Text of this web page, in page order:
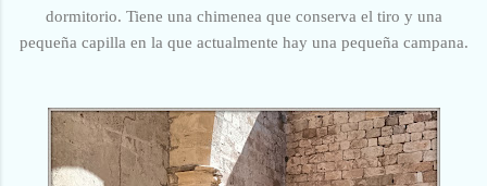
dormitorio. Tiene una chimenea que conserva el tiro y una
pequeña capilla en la que actualmente hay una pequeña campana.